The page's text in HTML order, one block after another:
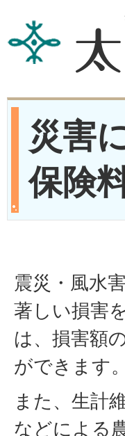
災害
保険
震災・風水
著しい損害
は、損害額
ができます。
また、生計
などによる